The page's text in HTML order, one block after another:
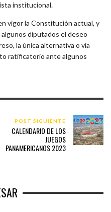
institucional.
vigor la Constitución actual, y
diputados el deseo
la única alternativa o vía
ratificatorio ante algunos
POST SIGUIENTE
CALENDARIO DE LOS
JUEGOS
PANAMERICANOS 2023